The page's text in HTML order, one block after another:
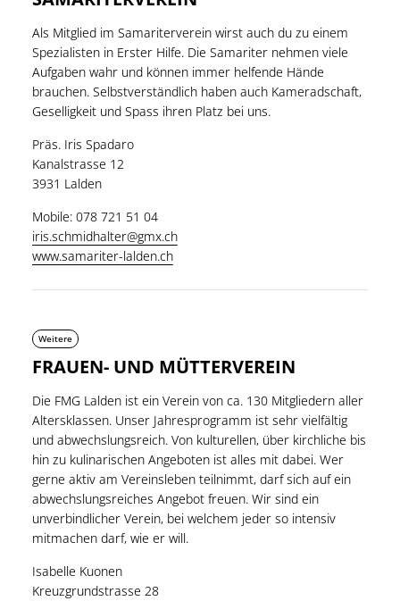
Als Mitglied im Samariterverein wirst auch du zu einem
Spezialisten in Erster Hilfe. Die Samariter nehmen viele
Aufgaben wahr und können immer helfende Hände
brauchen. Selbstverständlich haben auch Kameradschaft,
Geselligkeit und Spass ihren Platz bei uns.
Präs. Iris Spadaro
Kanalstrasse 12
3931 Lalden
Mobile: 078 721 51 04
iris.schmidhalter@gmx.ch
www.samariter-lalden.ch
Weitere
FRAUEN- UND MÜTTERVEREIN
Die FMG Lalden ist ein Verein von ca. 130 Mitgliedern aller
Altersklassen. Unser Jahresprogramm ist sehr vielfältig
und abwechslungsreich. Von kulturellen, über kirchliche bis
hin zu kulinarischen Angeboten ist alles mit dabei. Wer
gerne aktiv am Vereinsleben teilnimmt, darf sich auf ein
abwechslungsreiches Angebot freuen. Wir sind ein
unverbindlicher Verein, bei welchem jeder so intensiv
mitmachen darf, wie er will.
Isabelle Kuonen
Kreuzgrundstrasse 28